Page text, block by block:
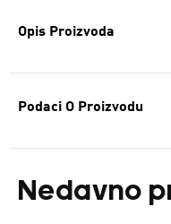
Opis Proizvoda
Podaci O Proizvodu
Nedavno